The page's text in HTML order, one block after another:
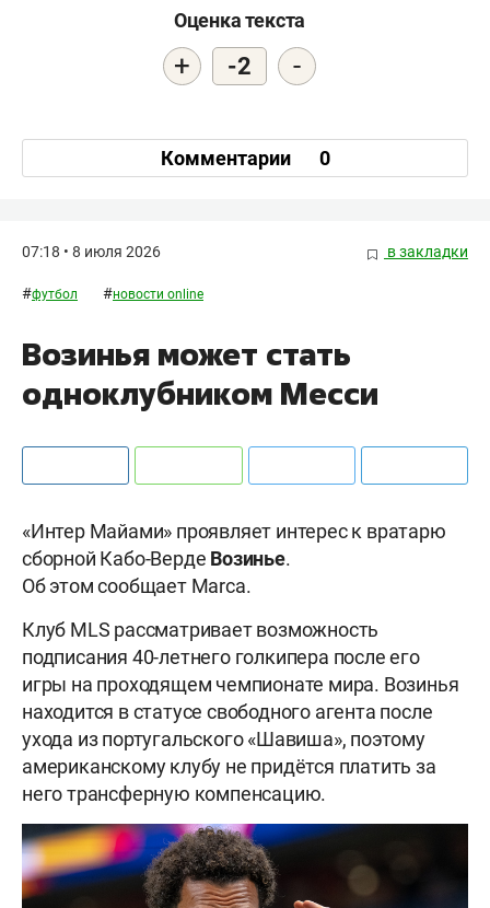
Оценка текста
+ -2 -
Комментарии 0
07:18 • 8 июля 2026 в закладки
#футбол #новости online
Возинья может стать
одноклубником Месси
«Интер Майами» проявляет интерес к вратарю
сборной Кабо-Верде Возинье.
Об этом сообщает Marca.
Клуб MLS рассматривает возможность
подписания 40-летнего голкипера после его
игры на проходящем чемпионате мира. Возинья
находится в статусе свободного агента после
ухода из португальского «Шавиша», поэтому
американскому клубу не придётся платить за
него трансферную компенсацию.